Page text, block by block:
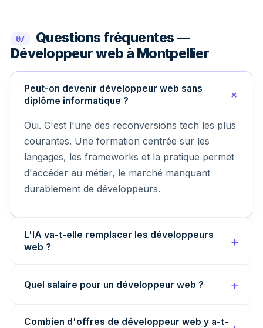
07
Questions fréquentes —
Développeur web à Montpellier
Peut-on devenir développeur web sans
diplôme informatique ?
Oui. C'est l'une des reconversions tech les plus
courantes. Une formation centrée sur les
langages, les frameworks et la pratique permet
d'accéder au métier, le marché manquant
durablement de développeurs.
L'IA va-t-elle remplacer les développeurs
web ?
Quel salaire pour un développeur web ?
Combien d'offres de développeur web y a-t-